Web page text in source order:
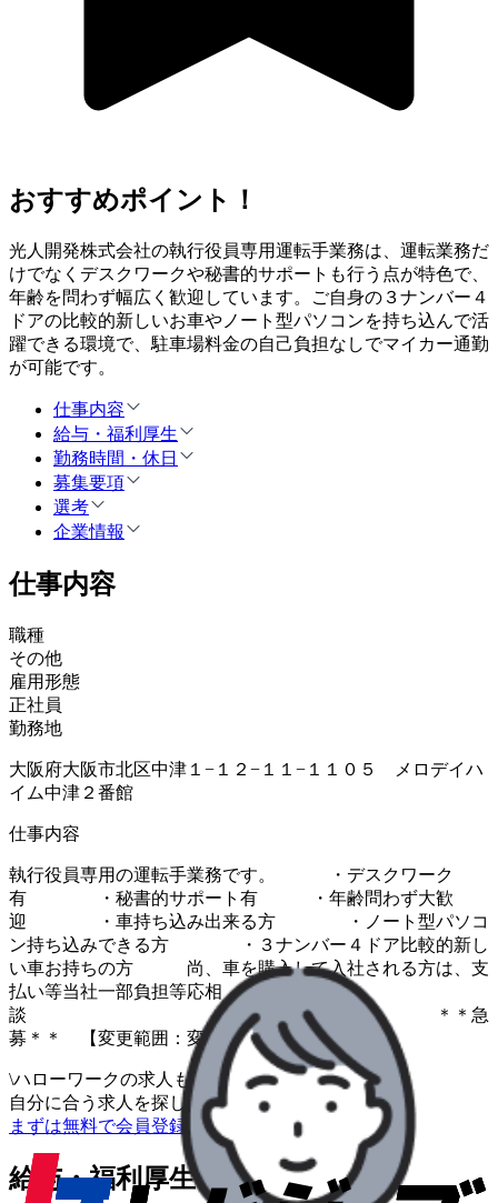
おすすめポイント！
光人開発株式会社の執行役員専用運転手業務は、運転業務だ
けでなくデスクワークや秘書的サポートも行う点が特色で、
年齢を問わず幅広く歓迎しています。ご自身の３ナンバー４
ドアの比較的新しいお車やノート型パソコンを持ち込んで活
躍できる環境で、駐車場料金の自己負担なしでマイカー通勤
が可能です。
仕事内容
給与・福利厚生
勤務時間・休日
募集要項
選考
企業情報
仕事内容
職種
その他
雇用形態
正社員
勤務地
大阪府大阪市北区中津１−１２−１１−１１０５ メロデイハ
イム中津２番館
仕事内容
執行役員専用の運転手業務です。 ・デスクワーク
有 ・秘書的サポート有 ・年齢問わず大歓
迎 ・車持ち込み出来る方 ・ノート型パソコ
ン持ち込みできる方 ・３ナンバー４ドア比較的新し
い車お持ちの方 尚、車を購入して入社される方は、支
払い等当社一部負担等応相
談 ＊＊急
募＊＊ 【変更範囲：変更なし】
\ハローワークの求人も一括管理
自分に合う求人を探してもらう /
まずは無料で会員登録
給与・福利厚生